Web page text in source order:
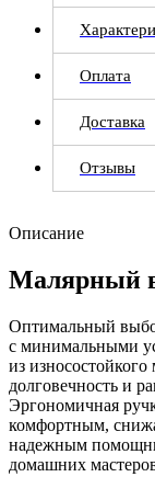
Оплата
Доставка
Отзывы
Описание
Малярный
Оптимальный
с минимальными
из износостойкого
долговечность и
Эргономичная
комфортным,
надежным
домашних